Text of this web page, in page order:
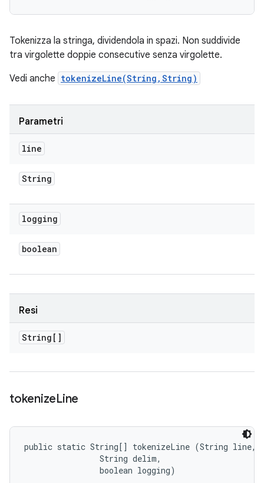
Tokenizza la stringa, dividendola in spazi. Non suddivide
tra virgolette doppie consecutive senza virgolette.
Vedi anche tokenizeLine(String,String)
Parametri
line
String
logging
boolean
Resi
String[]
tokenizeLine
public static String[] tokenizeLine (String line,
                String delim,
                boolean logging)